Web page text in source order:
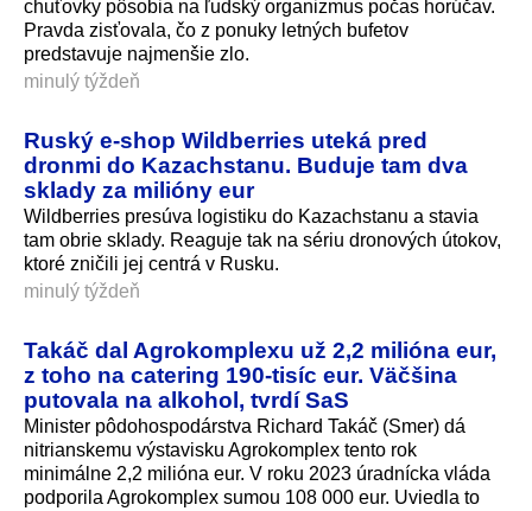
chuťovky pôsobia na ľudský organizmus počas horúčav.
Pravda zisťovala, čo z ponuky letných bufetov
predstavuje najmenšie zlo.
minulý týždeň
Ruský e‑shop Wildberries uteká pred
dronmi do Kazachstanu. Buduje tam dva
sklady za milióny eur
Wildberries presúva logistiku do Kazachstanu a stavia
tam obrie sklady. Reaguje tak na sériu dronových útokov,
ktoré zničili jej centrá v Rusku.
minulý týždeň
Takáč dal Agrokomplexu už 2,2 milióna eur,
z toho na catering 190-tisíc eur. Väčšina
putovala na alkohol, tvrdí SaS
Minister pôdohospodárstva Richard Takáč (Smer) dá
nitrianskemu výstavisku Agrokomplex tento rok
minimálne 2,2 milióna eur. V roku 2023 úradnícka vláda
podporila Agrokomplex sumou 108 000 eur. Uviedla to